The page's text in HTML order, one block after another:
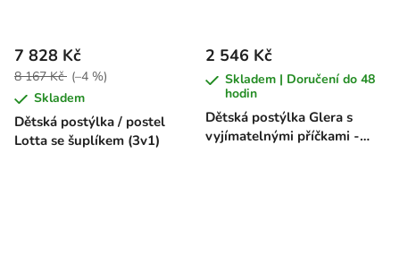
Dětská postýlka / postel
Lotta se šuplíkem (3v1)
7 828 Kč
8 167 Kč (–4 %)
Skladem
Dětská postýlka Glera s
vyjímatelnými příčkami -
2 546 Kč
Skladem | Doručení do 48
hodin